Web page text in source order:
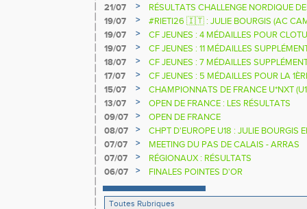
21/07
>
RÉSULTATS CHALLENGE NORDIQUE
2025 2026
19/07 >
#RIETI26 🇮🇹 : JULIE BOURGIS (AC
D'EUROPE U18 DE LA PERCHE
19/07 >
CF JEUNES : 4 MÉDAILLES POUR
19/07
>
CF JEUNES : 11 MÉDAILLES
18/07
>
CF JEUNES : 7 MÉDAILLES
17/07
>
CF JEUNES : 5 MÉDAILLES POUR LA
15/07
>
CHAMPIONNATS DE FRANCE U*NXT
13/07
>
OPEN DE FRANCE : LES RÉSULTATS
09/07
>
OPEN DE FRANCE
08/07
>
CHPT D'EUROPE U18 : JULIE BOURGIS
07/07
>
MEETING DU PAS DE CALAIS - ARRAS
07/07
>
RÉGIONAUX : RÉSULTATS
06/07
> FINALES POINTES D'OR